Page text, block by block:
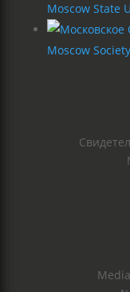
Moscow State
Moscow